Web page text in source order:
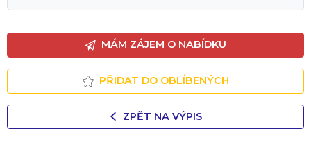
MÁM ZÁJEM O NABÍDKU
PŘIDAT DO OBLÍBENÝCH
ZPĚT NA VÝPIS